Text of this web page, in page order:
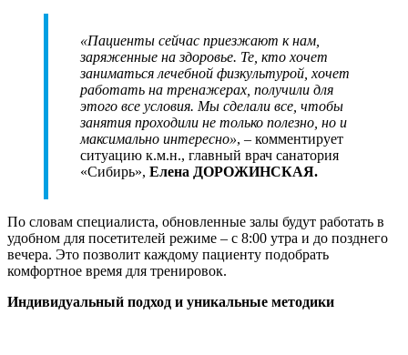
«Пациенты сейчас приезжают к нам,
заряженные на здоровье. Те, кто хочет
заниматься лечебной физкультурой, хочет
работать на тренажерах, получили для
этого все условия. Мы сделали все, чтобы
занятия проходили не только полезно, но и
максимально интересно», – комментирует
ситуацию к.м.н., главный врач санатория
«Сибирь», Елена ДОРОЖИНСКАЯ.
По словам специалиста, обновленные залы будут работать в
удобном для посетителей режиме – с 8:00 утра и до позднего
вечера. Это позволит каждому пациенту подобрать
комфортное время для тренировок.
Индивидуальный подход и уникальные методики